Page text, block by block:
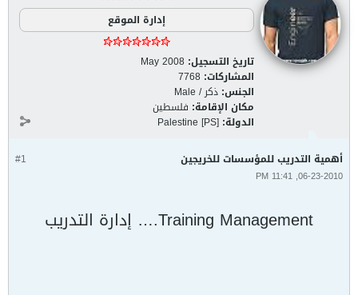
إدارة الموقع
تاريخ التسجيل: May 2008
المشاركات: 7768
الجنس: ذكر / Male
مكان الإقامة: فلسطين
الدولة: Palestine [PS]
#1 أھمیة التدریب للمؤسسات للخريجين
06-23-2010, 11:41 PM
Training Management.… إدارة التدریب